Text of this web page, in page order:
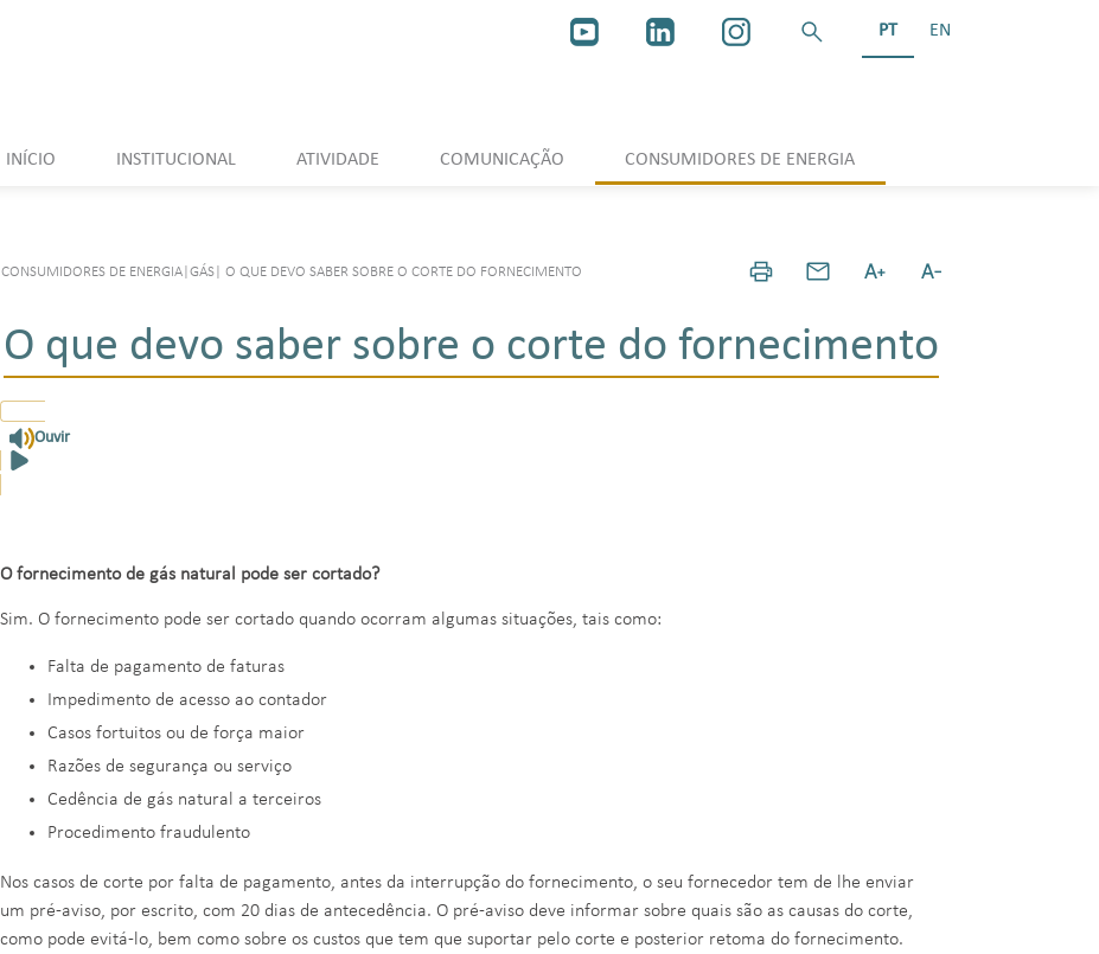
PT EN
INÍCIO INSTITUCIONAL ATIVIDADE COMUNICAÇÃO CONSUMIDORES DE ENERGIA
CONSUMIDORES DE ENERGIA GÁS O QUE DEVO SABER SOBRE O CORTE DO FORNECIMENTO
O que devo saber sobre o corte do fornecimento
Ouvir
O fornecimento de gás natural pode ser cortado?
Sim. O fornecimento pode ser cortado quando ocorram algumas situações, tais como:
Falta de pagamento de faturas
Impedimento de acesso ao contador
Casos fortuitos ou de força maior
Razões de segurança ou serviço
Cedência de gás natural a terceiros
Procedimento fraudulento
Nos casos de corte por falta de pagamento, antes da interrupção do fornecimento, o seu fornecedor tem de lhe enviar
um pré-aviso, por escrito, com 20 dias de antecedência. O pré-aviso deve informar sobre quais são as causas do corte,
como pode evitá-lo, bem como sobre os custos que tem que suportar pelo corte e posterior retoma do fornecimento.